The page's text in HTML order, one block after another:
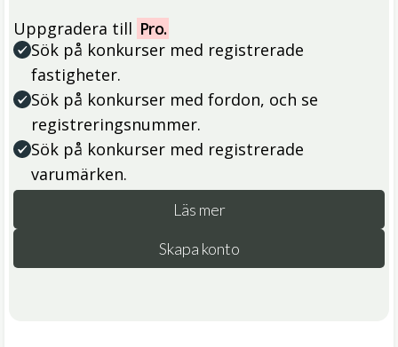
Uppgradera till Pro.
Sök på konkurser med registrerade
fastigheter.
Sök på konkurser med fordon, och se
registreringsnummer.
Sök på konkurser med registrerade
varumärken.
Läs mer
Skapa konto